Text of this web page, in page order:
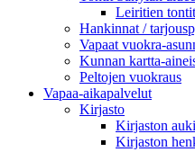
Leiritien
Hankinnat /
Vapaat vuokra-
Kunnan kartta-
Peltojen vuokraus
Vapaa-aika­palvelut
Kirjasto
Kirjaston
Kirjaston